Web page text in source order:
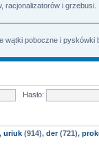
racjonalizatorów i grzebusi.
wątki poboczne i pyskówki
Hasło:
uriuk (914), der(721),